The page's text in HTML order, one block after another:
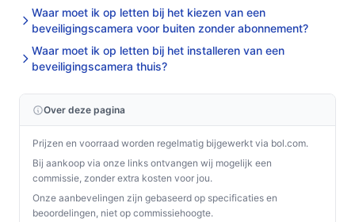
Waar moet ik op letten bij het kiezen van een
beveiligingscamera voor buiten zonder abonnement?
Waar moet ik op letten bij het installeren van een
beveiligingscamera thuis?
Over deze pagina
Prijzen en voorraad worden regelmatig bijgewerkt via bol.com.
Bij aankoop via onze links ontvangen wij mogelijk een
commissie, zonder extra kosten voor jou.
Onze aanbevelingen zijn gebaseerd op specificaties en
beoordelingen, niet op commissiehoogte.